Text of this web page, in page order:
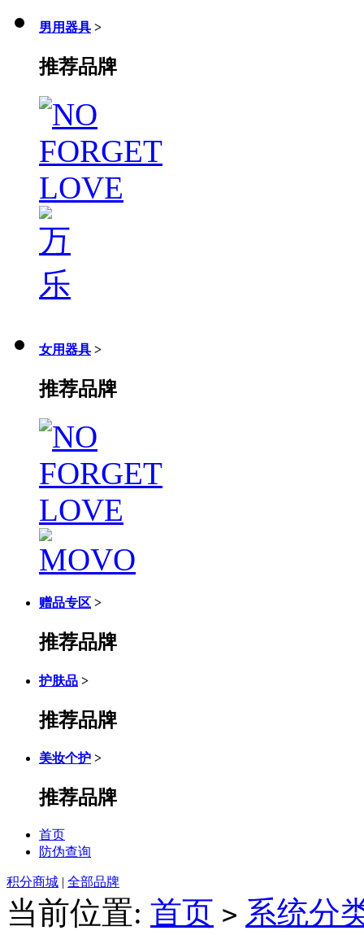
男用器具 >
推荐品牌
女用器具 >
推荐品牌
赠品专区 >
推荐品牌
护肤品 >
推荐品牌
美妆个护 >
推荐品牌
首页
防伪查询
积分商城 | 全部品牌
当前位置: 首页 > 系统分